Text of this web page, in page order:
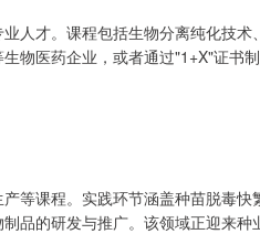
人才。课程包括生物分离纯化技术
物医药企业，或者通过"1+X"证书
等课程。实践环节涵盖种苗脱毒快
品的研发与推广。该领域正迎来种